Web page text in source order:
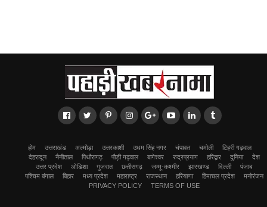
होम उत्तराखंड अल्मोड़ा उत्तरकाशी उधम सिंह नगर चंपावत चमोली
टिहरी गढ़वाल
देहरादून
नैनीताल पिथौरागढ़ पौड़ी गढ़वाल बागेश्वर रुद्रप्रयाग हरिद्वार दुनिया
देश
उत्तर प्रदेश
ओडिशा गुजरात छत्तीसगढ़ जम्मू-कश्मीर झारखण्ड दिल्ली
पंजाब
पश्चिम बंगाल
बिहार मध्य प्रदेश महाराष्ट्र राजस्थान हरियाणा हिमाचल प्रदेश
मनोरंजन
PRIVACY POLICY
TERMS OF USE